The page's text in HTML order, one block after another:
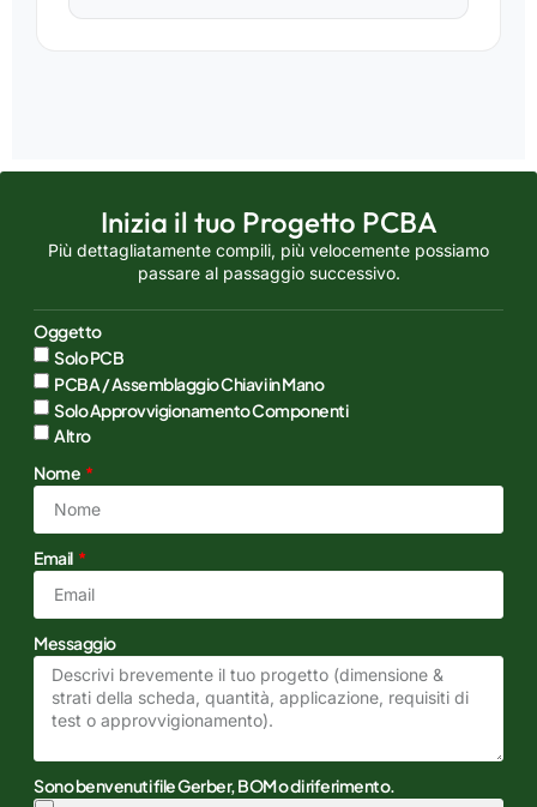
Inizia il tuo Progetto PCBA
Più dettagliatamente compili, più velocemente possiamo
passare al passaggio successivo.
Oggetto
Solo PCB
PCBA / Assemblaggio Chiavi in Mano
Solo Approvvigionamento Componenti
Altro
Nome
Email
Messaggio
Sono benvenuti file Gerber, BOM o di riferimento.